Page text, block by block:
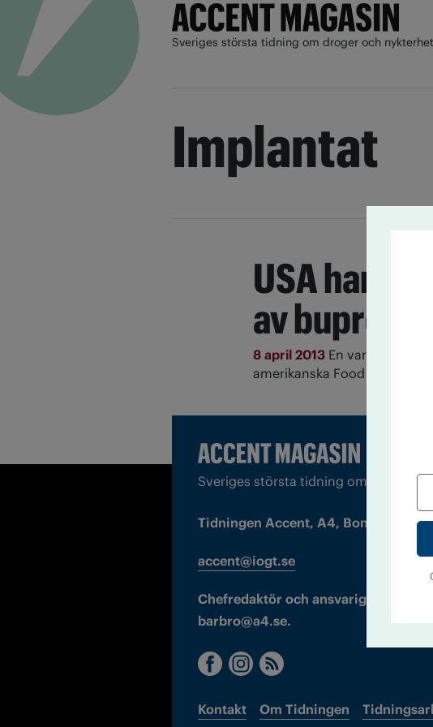
Sveriges största tidning om droger och nykterhet
Implantat
USA har
av
8 april 2013 En variant av
amerikanska Food and Drug
Sveriges största tidning om droger
Tidningen Accent, A4, Bondegatan
accent@iogt.se
Chefredaktör och ansvarig utgivare:
barbro@a4.se.
Kontakt Om Tidningen